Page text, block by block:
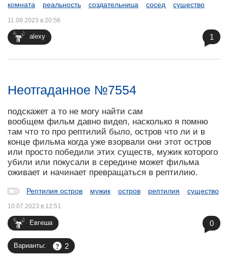
комната
реальность создательница сосед существо
alexy
11.08.2023 в 20:56
1
Неотгаданное №7554
подскажет а то не могу найти сам
вообщем фильм давно видел, насколько я помню
там что то про рептилий было, остров что ли и в
конце фильма когда уже взорвали они этот остров
или просто победили этих существ, мужик которого
убили или покусали в середине может фильма
оживает и начинает превращаться в рептилию.
Рептилия остров мужик остров рептилия существо
Евгеша
10.07.2023 в 12:51
Варианты: 2
0